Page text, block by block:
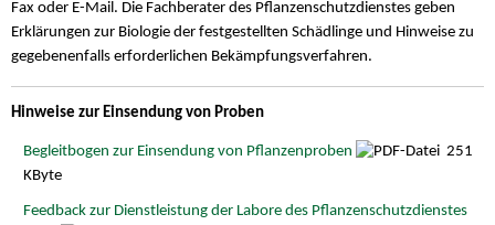
Fax oder E-Mail. Die Fachberater des Pflanzenschutzdienstes geben
Erklärungen zur Biologie der festgestellten Schädlinge und Hinweise zu
gegebenenfalls erforderlichen Bekämpfungsverfahren.
Hinweise zur Einsendung von Proben
Begleitbogen zur Einsendung von Pflanzenproben
251
KByte
Feedback zur Dienstleistung der Labore des Pflanzenschutzdienstes